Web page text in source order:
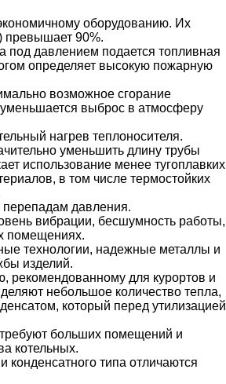
оборудованию. Их
превышает 90%.
под давлением подается топливная
определяет высокую пожарную
возможное сгорание
выброс в атмосферу
нагрев теплоносителя.
уменьшить длину трубы
использование менее тугоплавких
в том числе термостойких
перепадам давления.
вибрации, бесшумность работы,
помещениях.
технологии, надежные металлы и
изделий.
рекомендованному для курортов и
небольшое количество тепла,
который перед утилизацией
больших помещений и
котельных.
конденсатного типа отличаются